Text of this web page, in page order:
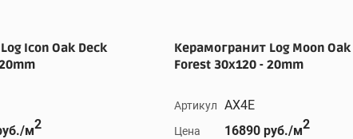
Icon Oak Deck
м2
Керамогранит Log Moon Oak
Forest 30x120 - 20mm
Артикул AX4E
Цена 16890 руб./м2